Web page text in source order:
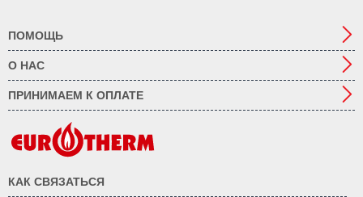
ПОМОЩЬ
О НАС
ПРИНИМАЕМ К ОПЛАТЕ
КАК СВЯЗАТЬСЯ